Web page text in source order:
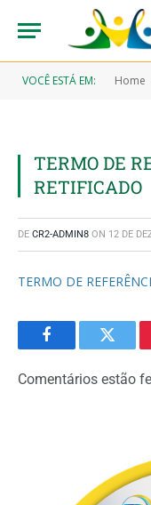
VOCÊ ESTÁ EM: Home
TERMO DE
RETIFICADO
DE CR2-ADMIN8 ON 12 DE
TERMO DE
Facebook
Comentários estão